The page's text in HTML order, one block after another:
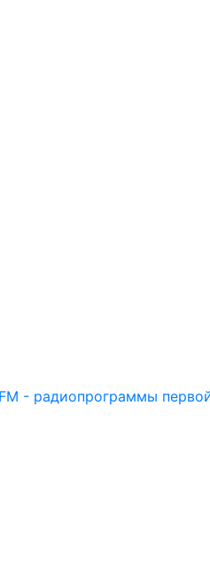
- радиопрограммы